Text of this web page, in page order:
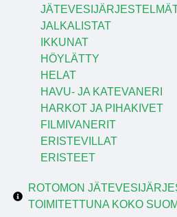
JALKALISTAT
IKKUNAT
HÖYLÄTTY
HELAT
HAVU- JA KATEVANERI
HARKOT JA PIHAKIVET
FILMIVANERIT
ERISTEVILLAT
ERISTEET
ROTOMON
TOIMITETTUNA KOKO